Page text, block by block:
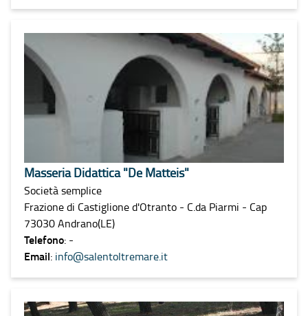
Masseria Didattica "De Matteis"
Società semplice
Frazione di Castiglione d'Otranto - C.da Piarmi - Cap
73030 Andrano(LE)
Telefono: -
Email: info@salentoltremare.it